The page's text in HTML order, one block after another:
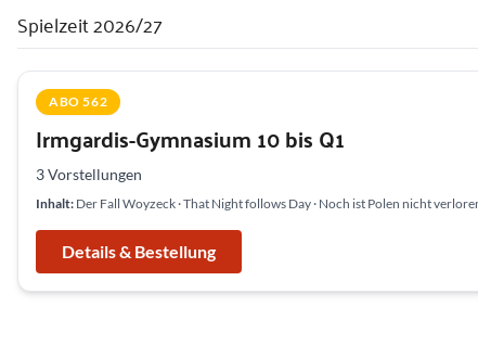
Spielzeit 2026/27
ABO 562
Irmgardis-Gymnasium 10 bis Q1
3 Vorstellungen
Inhalt: Der Fall Woyzeck · That Night follows Day · Noch ist Polen nicht
Details & Bestellung